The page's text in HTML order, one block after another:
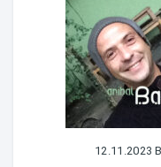
12.11.2023